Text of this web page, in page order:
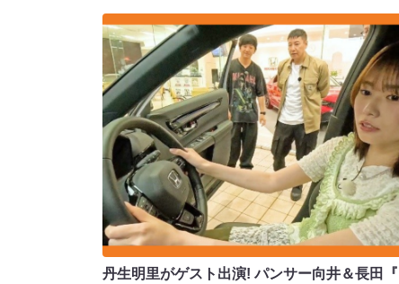
丹生明里がゲスト出演! パンサー向井＆長田